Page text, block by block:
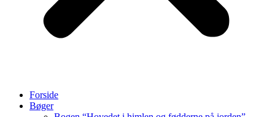
Forside
Bøger